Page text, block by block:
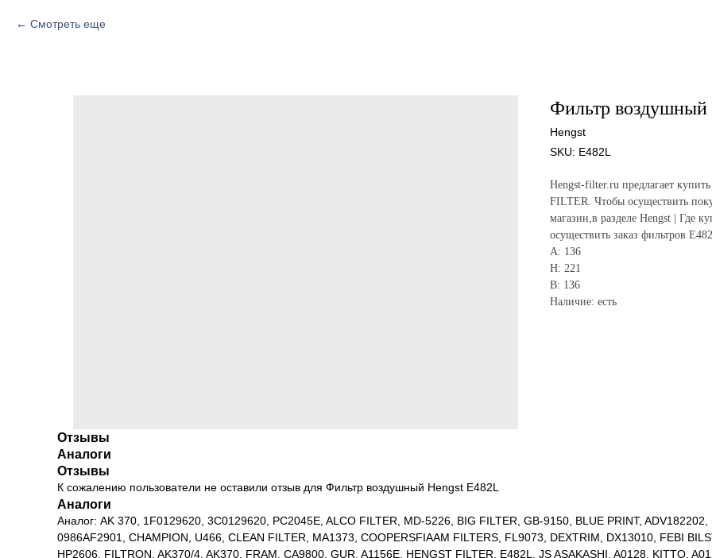
Смотреть еще
Фильтр воздушный
Hengst
SKU: E482L
Hengst-filter.ru предлагает
FILTER. Чтобы осуществить
магазин,в разделе Hengst | Где
осуществить заказ фильтров
A: 136
H: 221
B: 136
Наличие: есть
Отзывы
Аналоги
Отзывы
К сожалению пользователи не оставили отзыв для Фильтр воздушный Hengst E482L
Аналоги
Аналог: AK 370, 1F0129620, 3C0129620, PC2045E, ALCO FILTER, MD-5226, BIG FILTER, GB-9150, BLUE PRINT,
0986AF2901, CHAMPION, U466, CLEAN FILTER, MA1373, COOPERSFIAAM FILTERS, FL9073, DEXTRIM, DX13010, FEBI
HP2606, FILTRON, AK370/4, AK370, FRAM, CA9800, GUR, A1156E, HENGST FILTER, E482L, JS ASAKASHI, A0128, KITTO,